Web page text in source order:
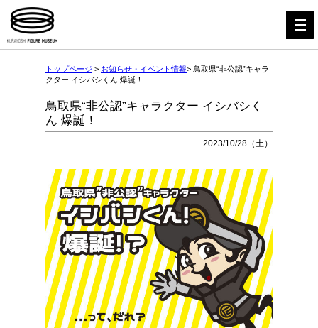
トップページ > お知らせ・イベント情報> 鳥取県“非公認”キャラ
クター イシバシくん 爆誕！
鳥取県“非公認”キャラクター イシバシく
ん 爆誕！
2023/10/28（土）